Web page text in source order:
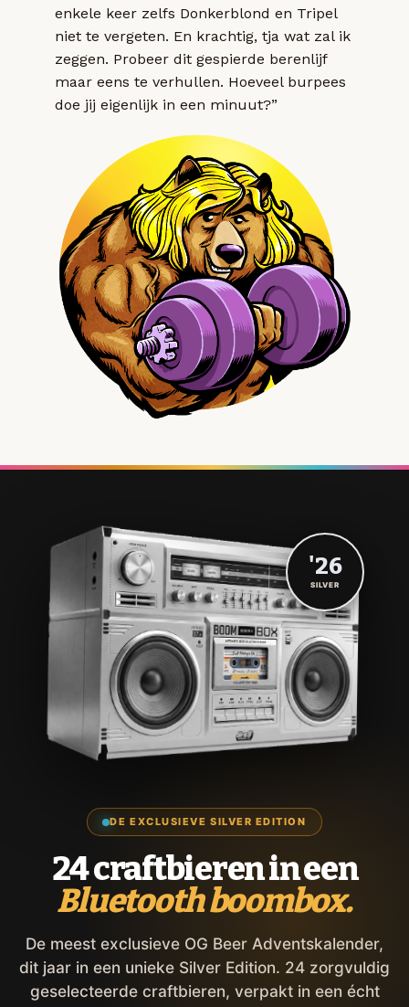
enkele keer zelfs Donkerblond en Tripel
niet te vergeten. En krachtig, tja wat zal ik
zeggen. Probeer dit gespierde berenlijf
maar eens te verhullen. Hoeveel burpees
doe jij eigenlijk in een minuut?”
DE EXCLUSIEVE SILVER EDITION
24 craftbieren in een
Bluetooth boombox.
De meest exclusieve OG Beer Adventskalender,
dit jaar in een unieke Silver Edition. 24 zorgvuldig
geselecteerde craftbieren, verpakt in een écht
'26
SILVER